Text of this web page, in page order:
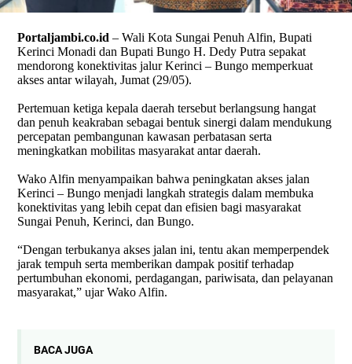
Portaljambi.co.id – Wali Kota Sungai Penuh Alfin, Bupati
Kerinci Monadi dan Bupati Bungo H. Dedy Putra sepakat
mendorong konektivitas jalur Kerinci – Bungo memperkuat
akses antar wilayah, Jumat (29/05).
Pertemuan ketiga kepala daerah tersebut berlangsung hangat
dan penuh keakraban sebagai bentuk sinergi dalam mendukung
percepatan pembangunan kawasan perbatasan serta
meningkatkan mobilitas masyarakat antar daerah.
Wako Alfin menyampaikan bahwa peningkatan akses jalan
Kerinci – Bungo menjadi langkah strategis dalam membuka
konektivitas yang lebih cepat dan efisien bagi masyarakat
Sungai Penuh, Kerinci, dan Bungo.
“Dengan terbukanya akses jalan ini, tentu akan memperpendek
jarak tempuh serta memberikan dampak positif terhadap
pertumbuhan ekonomi, perdagangan, pariwisata, dan pelayanan
masyarakat,” ujar Wako Alfin.
BACA JUGA